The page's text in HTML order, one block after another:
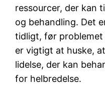
ressourcer, der kan
og behandling. Det
tidligt, før
er vigtigt at huske,
lidelse, der kan
for helbredelse.